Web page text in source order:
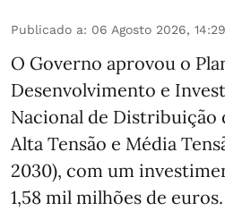
Publicado a: 06 Agosto 2026, 14:29
O Governo aprovou o
Desenvolvimento e
Nacional de Distribuição
Alta Tensão e Média
2030), com um
1,58 mil milhões de euros.